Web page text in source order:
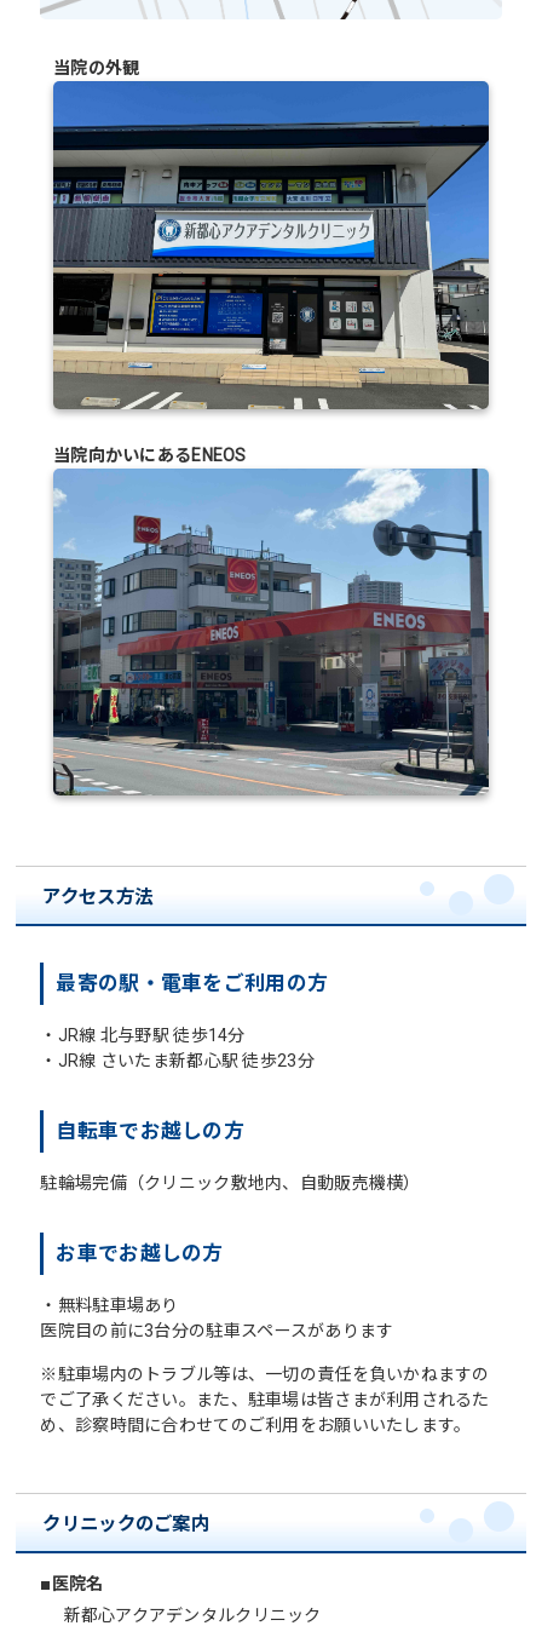
当院の外観
当院向かいにあるENEOS
アクセス方法
最寄の駅・電車をご利用の方
・JR線 北与野駅 徒歩14分
・JR線 さいたま新都心駅 徒歩23分
自転車でお越しの方
駐輪場完備（クリニック敷地内、自動販売機横）
お車でお越しの方
・無料駐車場あり
医院目の前に3台分の駐車スペースがあります
※駐車場内のトラブル等は、一切の責任を負いかねますの
でご了承ください。また、駐車場は皆さまが利用されるた
め、診察時間に合わせてのご利用をお願いいたします。
クリニックのご案内
■医院名
新都心アクアデンタルクリニック